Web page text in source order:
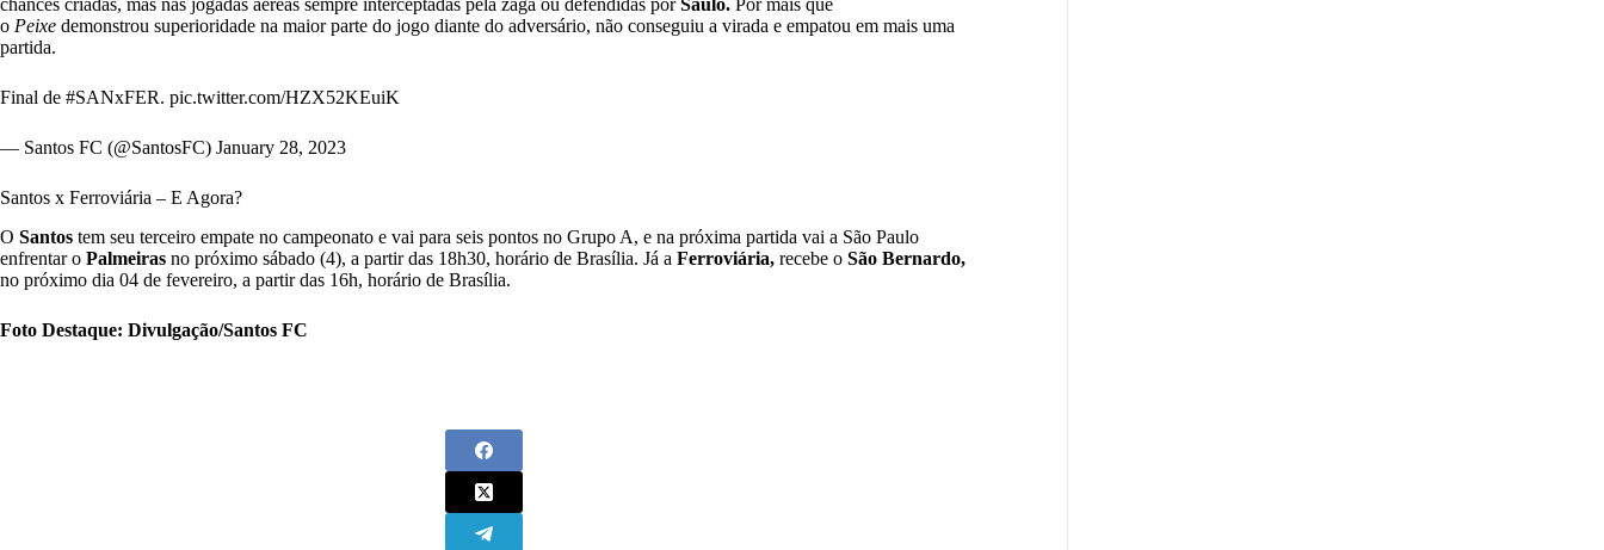
chances criadas, mas nas jogadas aéreas sempre interceptadas pela zaga ou defendidas porSaulo. Por mais que
o Peixe demonstrou superioridade na maior parte do jogo diante do adversário, não conseguiu a virada e empatou em mais uma
partida.
Final de #SANxFER. pic.twitter.com/HZX52KEuiK
— Santos FC (@SantosFC) January 28, 2023
Santos x Ferroviária – E Agora?
O Santos tem seu terceiro empate no campeonato e vai para seis pontos no Grupo A, e na próxima partida vai a São Paulo
enfrentar o Palmeiras no próximo sábado (4), a partir das 18h30, horário de Brasília. Já a Ferroviária, recebe o São Bernardo,
no próximo dia 04 de fevereiro, a partir das 16h, horário de Brasília.
Foto Destaque: Divulgação/Santos FC